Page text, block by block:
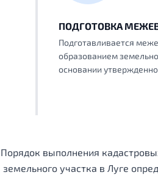
ПОДГОТОВКА
Подготавливается
образованием
основании
Порядок выполнения
земельного участка в Луге